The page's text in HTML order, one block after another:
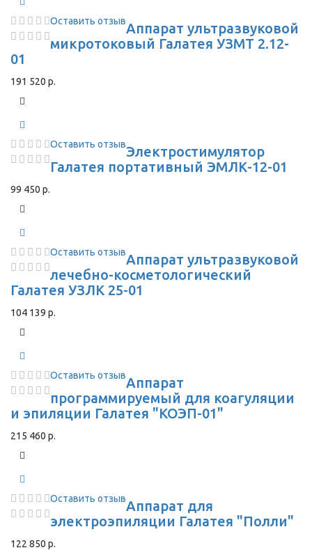
Оставить отзывАппарат ультразвуковой
микротоковый Галатея УЗМТ 2.12-
01
191 520 р.
Оставить отзывЭлектростимулятор
Галатея портативный ЭМЛК-12-01
99 450 р.
Оставить отзывАппарат ультразвуковой
лечебно-косметологический
Галатея УЗЛК 25-01
104 139 р.
Оставить отзывАппарат
программируемый для коагуляции
и эпиляции Галатея "КОЭП-01"
215 460 р.
Оставить отзывАппарат для
электроэпиляции Галатея "Полли"
122 850 р.